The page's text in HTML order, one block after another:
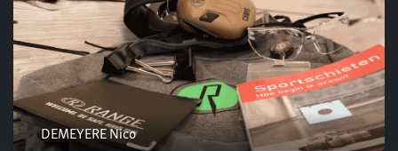
DEMEYERE Nico